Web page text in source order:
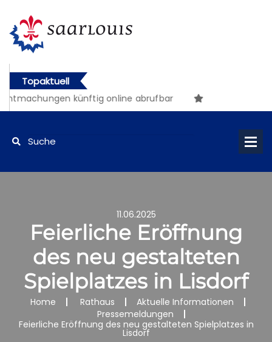
Topaktuell
künftig online abrufbar
11.06.2025
Feierliche Eröffnung
des neu gestalteten
Spielplatzes in Lisdorf
Home Rathaus
Aktuelle Informationen
Pressemeldungen
Feierliche Eröffnung des neu gestalteten Spielplatzes in
Lisdorf